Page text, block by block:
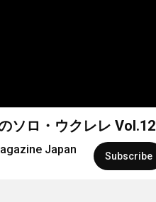
ソロ・ウクレレ Vol.12
Japan Subscribe